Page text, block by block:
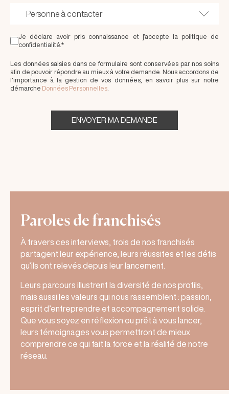
Je déclare avoir pris connaissance et j’accepte la politique de
confidentialité.*
Les données saisies dans ce formulaire sont conservées par nos soins
afin de pouvoir répondre au mieux à votre demande. Nous accordons de
l’importance à la gestion de vos données, en savoir plus sur notre
démarche Données Personnelles
ENVOYER MA DEMANDE
Paroles de franchisés
À travers ces interviews, trois de nos franchisés
partagent leur expérience, leurs réussites et les défis
qu’ils ont relevés depuis leur lancement.
Leurs parcours illustrent la diversité de nos profils,
mais aussi les valeurs qui nous rassemblent : passion,
esprit d’entreprendre et accompagnement solide.
Que vous soyez en réflexion ou prêt à vous lancer,
leurs témoignages vous permettront de mieux
comprendre ce qui fait la force et la réalité de notre
réseau.